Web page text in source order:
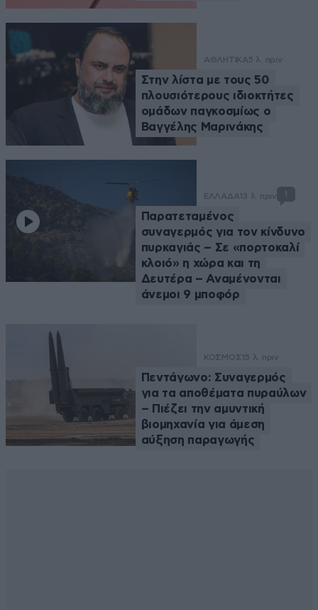
ΑΘΛΗΤΙΚΑ5 λ. πριν
Στην λίστα με τους 50
πλουσιότερους ιδιοκτήτες
ομάδων παγκοσμίως ο
Βαγγέλης Μαρινάκης
ΕΛΛΑΔΑ 13 λ. πριν 1
Παρατεταμένος
συναγερμός για τον κίνδυνο
πυρκαγιάς – Σε «πορτοκαλί
κλοιό» η χώρα και τη
Δευτέρα – Αναμένονται
άνεμοι 9 μποφόρ
ΚΟΣΜΟΣ 15 λ. πριν
Πεντάγωνο: Συναγερμός
για τα αποθέματα πυραύλων
– Πιέζει την αμυντική
βιομηχανία για άμεση
αύξηση παραγωγής